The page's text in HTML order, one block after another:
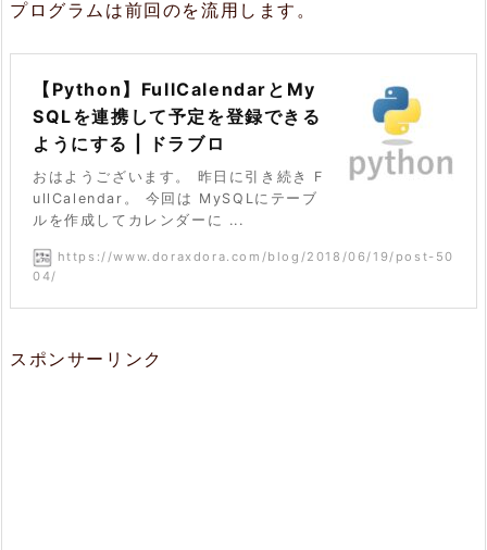
プログラムは前回のを流用します。
【Python】FullCalendarとMy
SQLを連携して予定を登録できる
ようにする | ドラブロ 
おはようございます。 昨日に引き続き F
ullCalendar。 今回は MySQLにテーブ
ルを作成してカレンダーに ...
https://www.doraxdora.com/blog/2018/06/19/post-50
04/
スポンサーリンク